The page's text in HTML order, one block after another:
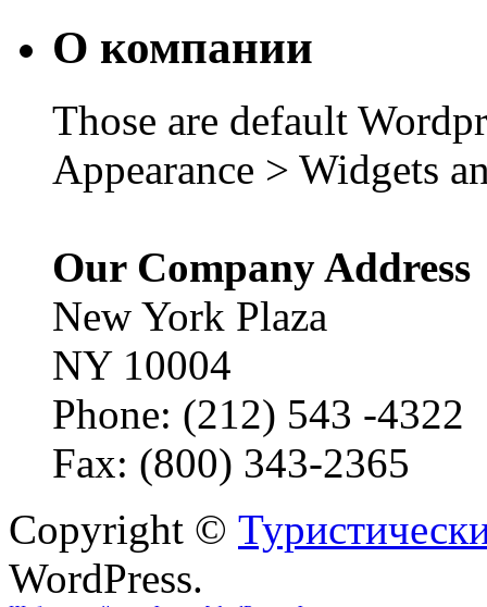
О компании
Those are default
Appearance > Widgets
Our Company Address
New York Plaza
NY 10004
Phone: (212) 543 -4322
Fax: (800) 343-2365
Copyright ©
WordPress.